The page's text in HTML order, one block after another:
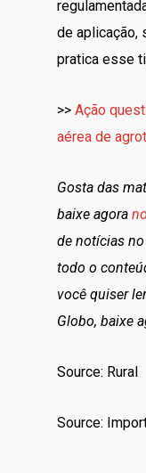
de aplicação,
pratica esse
>> Ação
aérea de
Gosta das
baixe agora
de notícias
todo o
você quiser
Globo, baixe
Source: Rural
Source: